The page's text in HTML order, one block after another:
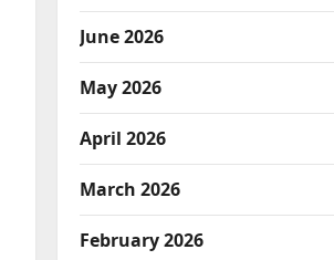
June 2026
May 2026
April 2026
March 2026
February 2026